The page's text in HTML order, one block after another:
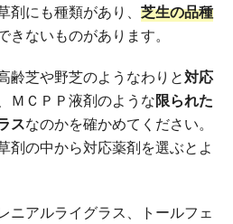
にも種類があり、 芝生の品種
ないものがあります。
齢芝や野芝のようなわりと対応
ＭＣＰＰ液剤のような限られた
スなのかを確かめてください。
剤の中から対応薬剤を選ぶとよ
ニアルライグラス、トールフェ